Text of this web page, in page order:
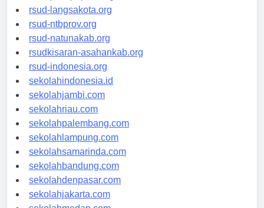
rsudtpi-kepriprov.org
rsud-langsakota.org
rsud-ntbprov.org
rsud-natunakab.org
rsudkisaran-asahankab.org
rsud-indonesia.org
sekolahindonesia.id
sekolahjambi.com
sekolahriau.com
sekolahpalembang.com
sekolahlampung.com
sekolahsamarinda.com
sekolahbandung.com
sekolahdenpasar.com
sekolahjakarta.com